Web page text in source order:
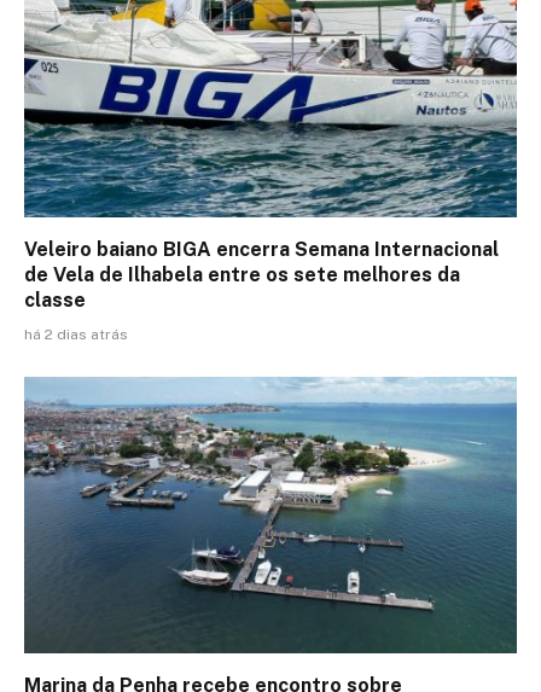
Veleiro baiano BIGA encerra Semana Internacional
de Vela de Ilhabela entre os sete melhores da
classe
há 2 dias atrás
Marina da Penha recebe encontro sobre